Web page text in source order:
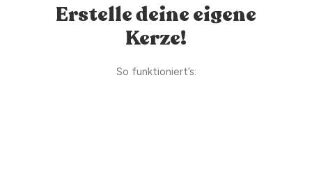
Erstelle deine eigene
Kerze!
So funktioniert’s: